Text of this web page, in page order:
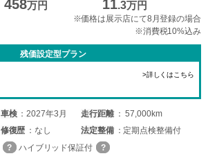
458万円 11.3万円
※価格は展示店にて8月登録の場合
※消費税10%込み
残価設定型プラン
>詳しくはこちら
車検 2027年3月 走行距離
57,000km
修復歴 なし 法定整備
定期点検整備付
ハイブリッド保証付